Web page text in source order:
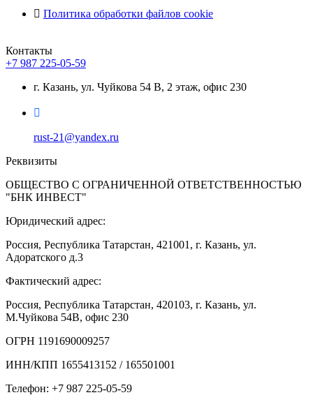
Политика обработки файлов cookie
Контакты
+7 987 225-05-59
г. Казань, ул. Чуйкова 54 В, 2 этаж, офис 230
rust-21@yandex.ru
Реквизиты
ОБЩЕСТВО С ОГРАНИЧЕННОЙ ОТВЕТСТВЕННОСТЬЮ
"БНК ИНВЕСТ"
Юридический адрес:
Россия, Республика Татарстан, 421001, г. Казань, ул.
Адоратского д.3
Фактический адрес:
Россия, Республика Татарстан, 420103, г. Казань, ул.
М.Чуйкова 54В, офис 230
ОГРН 1191690009257
ИНН/КПП 1655413152 / 165501001
Телефон: +7 987 225-05-59